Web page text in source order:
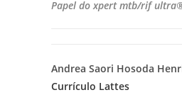
Papel do xpert mtb/rif
Andrea Saori Hosoda
Currículo Lattes